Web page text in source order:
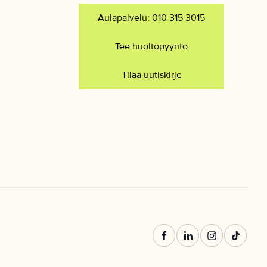
Aulapalvelu: 010 315 3015
Tee huoltopyyntö
Tilaa uutiskirje